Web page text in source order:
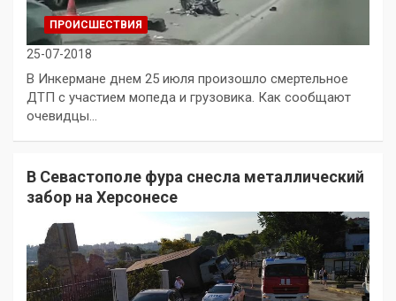
ПРОИСШЕСТВИЯ
25-07-2018
В Инкермане днем 25 июля произошло смертельное
ДТП с участием мопеда и грузовика. Как сообщают
очевидцы…
В Севастополе фура снесла металлический
забор на Херсонесе